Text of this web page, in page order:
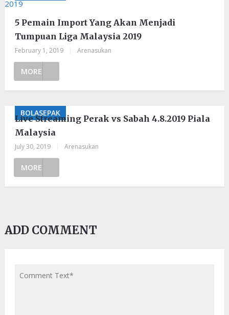
5 Pemain Import Yang Akan Menjadi
Tumpuan Liga Malaysia 2019
February 1, 2019 Arenasukan
MORE
BOLASEPAK
Live Streaming Perak vs Sabah 4.8.2019 Piala
Malaysia
July 30, 2019 Arenasukan
MORE
ADD COMMENT